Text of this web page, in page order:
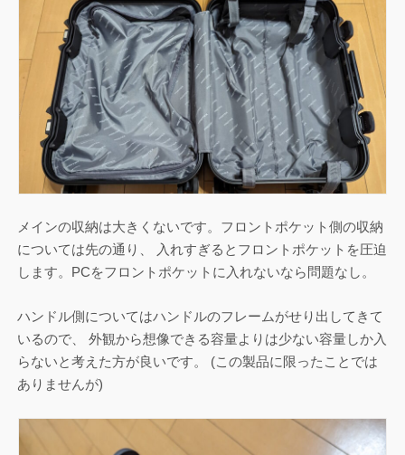
メインの収納は大きくないです。フロントポケット側の収納
については先の通り、 入れすぎるとフロントポケットを圧迫
します。PCをフロントポケットに入れないなら問題なし。
ハンドル側についてはハンドルのフレームがせり出してきて
いるので、 外観から想像できる容量よりは少ない容量しか入
らないと考えた方が良いです。 (この製品に限ったことでは
ありませんが)